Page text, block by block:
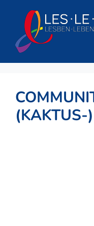
springen
(KAKTUS-